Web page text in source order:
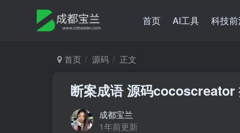
首页 AI工具 科技
首页 源码 正文
断案成语 源码cocoscreator
成都宝兰
1年前更新